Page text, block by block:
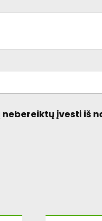
įvesti iš